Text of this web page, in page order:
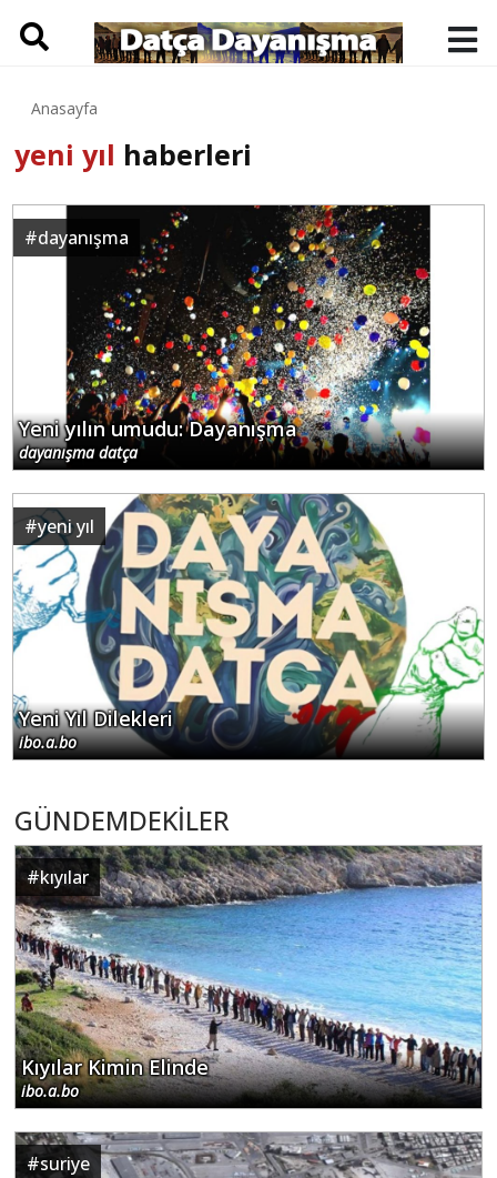
Anasayfa
yeni yıl haberleri
#dayanışma
Yeni yılın umudu: Dayanışma
dayanışma datça
#yeni yıl
Yeni Yıl Dilekleri
ibo.a.bo
GÜNDEMDEKİLER
#kıyılar
Kıyılar Kimin Elinde
ibo.a.bo
#suriye